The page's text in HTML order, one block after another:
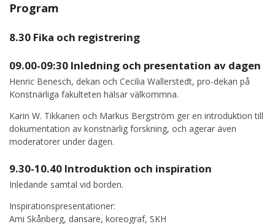
Program
8.30 Fika och registrering
09.00-09:30 Inledning och presentation av dagen
Henric Benesch, dekan och Cecilia Wallerstedt, pro-dekan på
Konstnärliga fakulteten hälsar välkommna.
Karin W. Tikkanen och Markus Bergström ger en introduktion till
dokumentation av konstnärlig forskning, och agerar även
moderatorer under dagen.
9.30-10.40 Introduktion och inspiration
Inledande samtal vid borden.
Inspirationspresentationer:
Ami Skånberg, dansare, koreograf, SKH